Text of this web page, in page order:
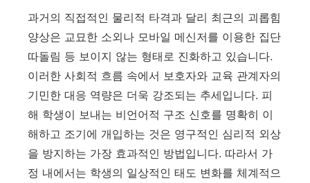
과거의 직접적인 물리적 타격과 달리 최근의 괴롭힘
양상은 교묘한 소외나 모바일 메신저를 이용한 집단
따돌림 등 보이지 않는 형태로 진화하고 있습니다.
이러한 사회적 흐름 속에서 보호자와 교육 관계자의
기민한 대응 역량은 더욱 강조되는 추세입니다. 피
해 학생이 보내는 비언어적 구조 신호를 명확히 이
해하고 조기에 개입하는 것은 영구적인 심리적 외상
을 방지하는 가장 효과적인 방법입니다. 따라서 가
정 내에서는 학생의 일상적인 태도 변화를 체계적으